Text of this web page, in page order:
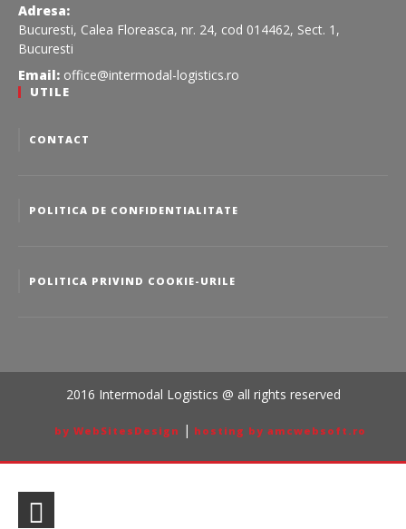
Adresa:
Bucuresti, Calea Floreasca, nr. 24, cod 014462, Sect. 1,
Bucuresti
Email: office@intermodal-logistics.ro
UTILE
CONTACT
POLITICA DE CONFIDENTIALITATE
POLITICA PRIVIND COOKIE-URILE
2016 Intermodal Logistics @ all rights reserved
by WebSitesDesign | hosting by amcwebsoft.ro